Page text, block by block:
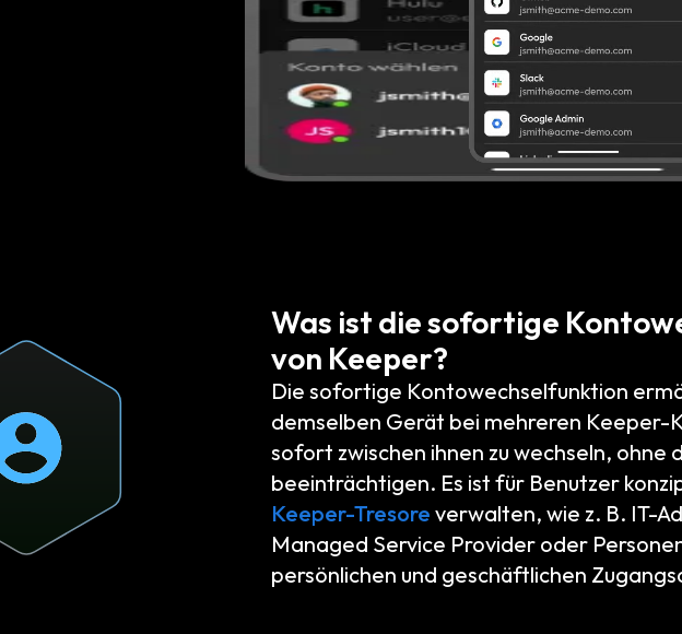
Was ist die sofortige
von Keeper?
Die sofortige Kontowechselfunktion
demselben Gerät bei mehreren Keeper-
sofort zwischen ihnen zu wechseln, ohne
beeinträchtigen. Es ist für Benutzer
Keeper-Tresore verwalten, wie z. B. IT-
Managed Service Provider oder
persönlichen und geschäftlichen